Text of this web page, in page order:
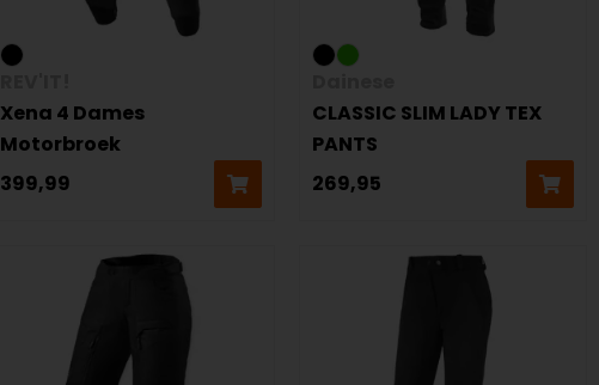
Xena 4 Dames
Motorbroek
399,99
CLASSIC SLIM LADY TEX
PANTS
269,95